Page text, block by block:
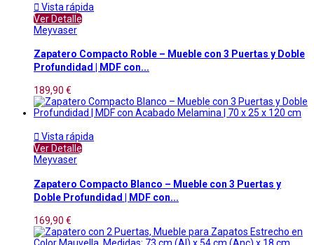
 Vista rápida
Ver Detalle
Meyvaser
Zapatero Compacto Roble – Mueble con 3 Puertas y Doble
Profundidad | MDF con...
189,90 €
 Vista rápida
Ver Detalle
Meyvaser
Zapatero Compacto Blanco – Mueble con 3 Puertas y
Doble Profundidad | MDF con...
169,90 €